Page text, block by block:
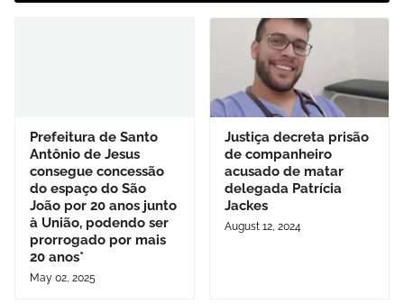
Prefeitura de Santo
Antônio de Jesus
consegue concessão
do espaço do São
João por 20 anos junto
à União, podendo ser
prorrogado por mais
20 anos*
May 02, 2025
Justiça decreta prisão
de companheiro
acusado de matar
delegada Patrícia
Jackes
August 12, 2024